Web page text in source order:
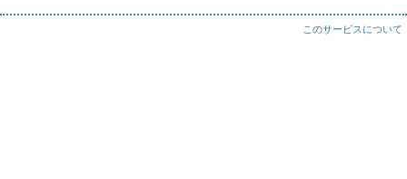
このサービスについて